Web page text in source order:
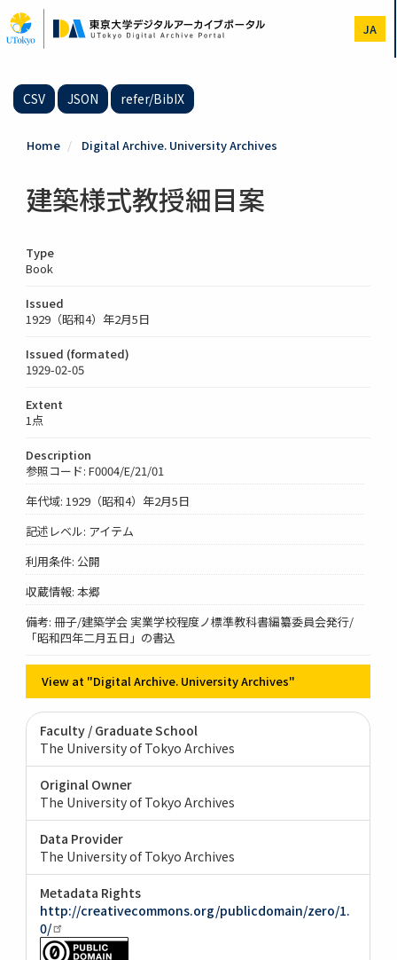
to
main
JA
CSV JSON refer/BibIX
Home Digital Archive. University Archives
建築様式教授細目案
Type
Book
Issued
1929（昭和4）年2月5日
Issued (formated)
1929-02-05
Extent
1点
Description
参照コード: F0004/E/21/01
年代域: 1929（昭和4）年2月5日
記述レベル: アイテム
利用条件: 公開
収蔵情報: 本郷
備考: 冊子/建築学会 実業学校程度ノ標準教科書編纂委員会発行/
「昭和四年二月五日」の書込
View at "Digital Archive. University Archives"
Faculty / Graduate School
The University of Tokyo Archives
Original Owner
The University of Tokyo Archives
Data Provider
The University of Tokyo Archives
Metadata Rights
http://creativecommons.org/publicdomain/zero/1.
0/